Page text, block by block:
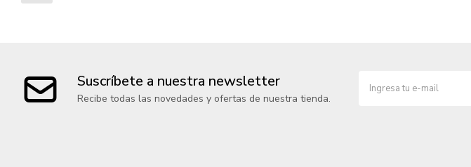
Suscríbete a nuestra newsletter
Recibe todas las novedades y ofertas de nuestra tienda.